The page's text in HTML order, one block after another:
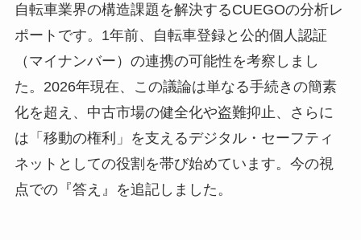
自転車業界の構造課題を解決するCUEGOの分析レ
ポートです。1年前、自転車登録と公的個人認証
（マイナンバー）の連携の可能性を考察しまし
た。2026年現在、この議論は単なる手続きの簡素
化を超え、中古市場の健全化や盗難抑止、さらに
は「移動の権利」を支えるデジタル・セーフティ
ネットとしての役割を帯び始めています。今の視
点での『答え』を追記しました。